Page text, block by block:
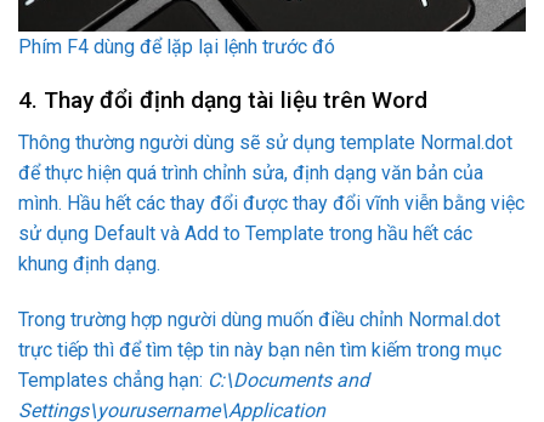
Phím F4 dùng để lặp lại lệnh trước đó
4. Thay đổi định dạng tài liệu trên Word
Thông thường người dùng sẽ sử dụng template Normal.dot
để thực hiện quá trình chỉnh sửa, định dạng văn bản của
mình. Hầu hết các thay đổi được thay đổi vĩnh viễn bằng việc
sử dụng Default và Add to Template trong hầu hết các
khung định dạng.
Trong trường hợp người dùng muốn điều chỉnh Normal.dot
trực tiếp thì để tìm tệp tin này bạn nên tìm kiếm trong mục
Templates chẳng hạn: C:\Documents and
Settings\yourusername\Application